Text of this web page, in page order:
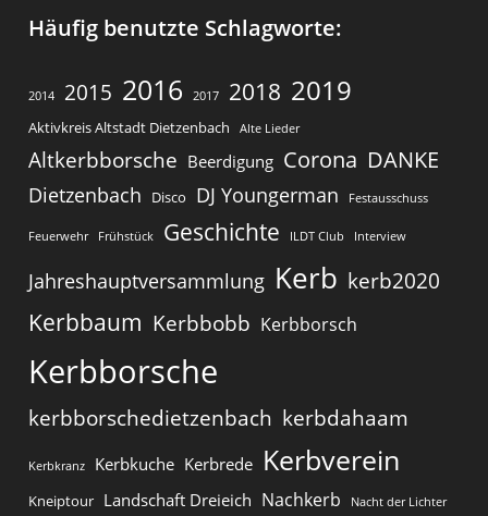
Häufig benutzte Schlagworte:
2014 2015 2016 2017 2018 2019
Aktivkreis Altstadt Dietzenbach Alte Lieder
Altkerbborsche Beerdigung Corona DANKE
Dietzenbach Disco DJ Youngerman Festausschuss
Feuerwehr Frühstück Geschichte ILDT Club Interview
Jahreshauptversammlung Kerb kerb2020
Kerbbaum Kerbbobb Kerbborsch
Kerbborsche
kerbborschedietzenbach kerbdahaam
Kerbkranz Kerbkuche Kerbrede Kerbverein
Kneiptour Landschaft Dreieich Nachkerb Nacht der Lichter